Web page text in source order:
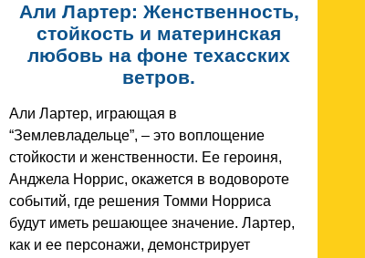
Али Лартер: Женственность,
стойкость и материнская
любовь на фоне техасских
ветров.
Али Лартер, играющая в
“Землевладельце”, – это воплощение
стойкости и женственности. Ее героиня,
Анджела Норрис, окажется в водовороте
событий, где решения Томми Норриса
будут иметь решающее значение. Лартер,
как и ее персонажи, демонстрирует